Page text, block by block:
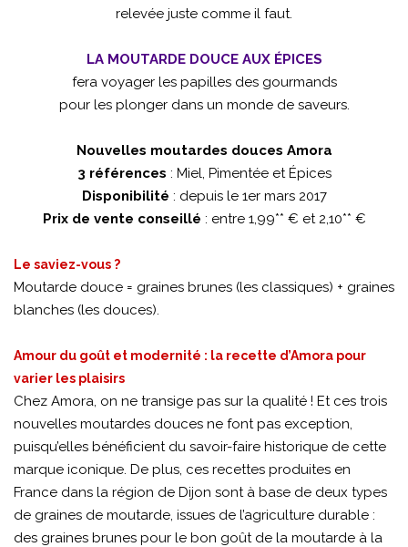
relevée juste comme il faut.
LA MOUTARDE DOUCE AUX ÉPICES
fera voyager les papilles des gourmands
pour les plonger dans un monde de saveurs.
Nouvelles moutardes douces Amora
3 références : Miel, Pimentée et Épices
Disponibilité : depuis le 1er mars 2017
Prix de vente conseillé : entre 1,99** € et 2,10** €
Le saviez-vous ?
Moutarde douce = graines brunes (les classiques) + graines
blanches (les douces).
Amour du goût et modernité : la recette d’Amora pour
varier les plaisirs
Chez Amora, on ne transige pas sur la qualité ! Et ces trois
nouvelles moutardes douces ne font pas exception,
puisqu’elles bénéficient du savoir-faire historique de cette
marque iconique. De plus, ces recettes produites en
France dans la région de Dijon sont à base de deux types
de graines de moutarde, issues de l’agriculture durable :
des graines brunes pour le bon goût de la moutarde à la